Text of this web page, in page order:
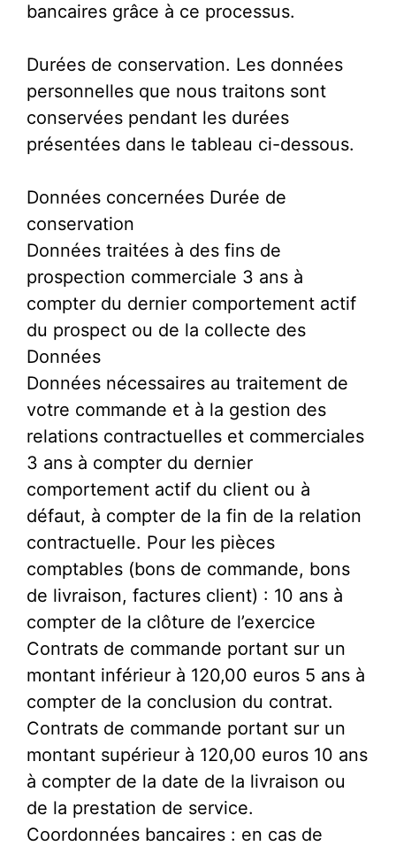
bancaires grâce à ce processus.
Durées de conservation. Les données
personnelles que nous traitons sont
conservées pendant les durées
présentées dans le tableau ci-dessous.
Données concernées Durée de
conservation
Données traitées à des fins de
prospection commerciale 3 ans à
compter du dernier comportement actif
du prospect ou de la collecte des
Données
Données nécessaires au traitement de
votre commande et à la gestion des
relations contractuelles et commerciales
3 ans à compter du dernier
comportement actif du client ou à
défaut, à compter de la fin de la relation
contractuelle. Pour les pièces
comptables (bons de commande, bons
de livraison, factures client) : 10 ans à
compter de la clôture de l’exercice
Contrats de commande portant sur un
montant inférieur à 120,00 euros 5 ans à
compter de la conclusion du contrat.
Contrats de commande portant sur un
montant supérieur à 120,00 euros 10 ans
à compter de la date de la livraison ou
de la prestation de service.
Coordonnées bancaires : en cas de